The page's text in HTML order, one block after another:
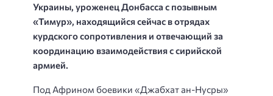
Украины, уроженец Донбасса с позывным
«Тимур», находящийся сейчас в отрядах
курдского сопротивления и отвечающий за
координацию взаимодействия с сирийской
армией.
Под Африном боевики «Джабхат ан-Нусры»